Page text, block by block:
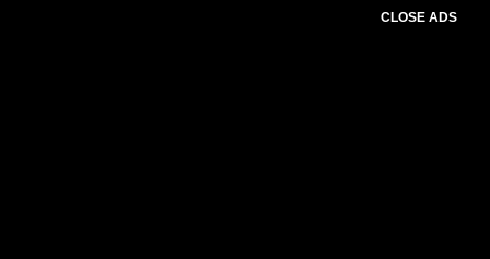
CLOSE ADS